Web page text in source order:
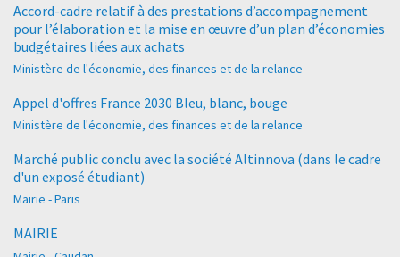
Accord-cadre relatif à des prestations d’accompagnement
pour l’élaboration et la mise en œuvre d’un plan d’économies
budgétaires liées aux achats
Ministère de l'économie, des finances et de la relance
Appel d'offres France 2030 Bleu, blanc, bouge
Ministère de l'économie, des finances et de la relance
Marché public conclu avec la société Altinnova (dans le cadre
d'un exposé étudiant)
Mairie - Paris
MAIRIE